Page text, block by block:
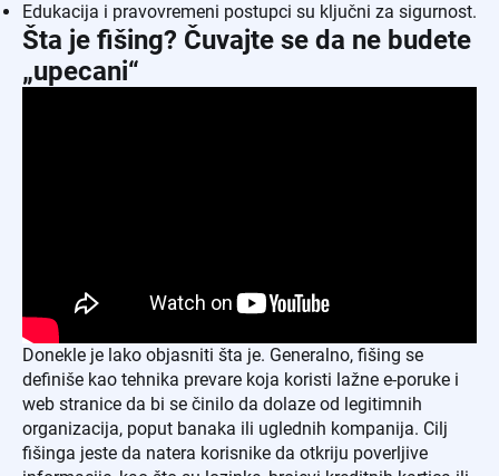
Edukacija i pravovremeni postupci su ključni za sigurnost.
Šta je fišing? Čuvajte se da ne budete
„upecani“
Donekle je lako objasniti šta je. Generalno, fišing se
definiše kao tehnika prevare koja koristi lažne e-poruke i
web stranice da bi se činilo da dolaze od legitimnih
organizacija, poput banaka ili uglednih kompanija. Cilj
fišinga jeste da natera korisnike da otkriju poverljive